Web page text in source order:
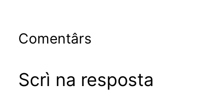
Comentârs
Scrì na resposta